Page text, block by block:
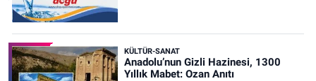
KÜLTÜR-SANAT
Anadolu’nun Gizli Hazinesi, 1300
Yıllık Mabet: Ozan Anıtı